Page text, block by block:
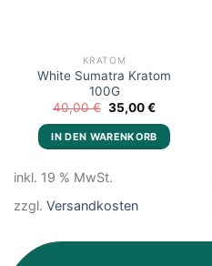
KRATOM
White Sumatra Kratom
100G
40,00€ Ursprünglicher
Preis
war:
40,00 €
35,00€Aktueller
ist:
35,00 €.
IN DEN WARENKORB
inkl. 19 % MwSt.
zzgl. Versandkosten